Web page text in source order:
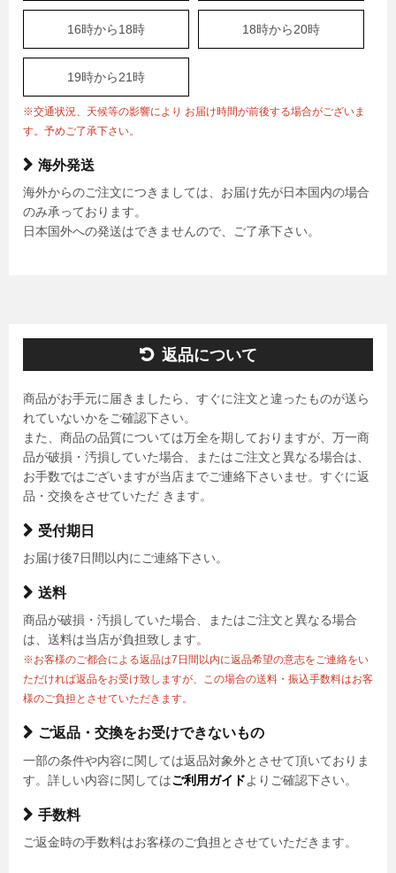
16時から18時 18時から20時
19時から21時
※交通状況、天候等の影響により お届け時間が前後する場合がございま
す。予めご了承下さい。
海外発送
海外からのご注文につきましては、お届け先が日本国内の場合
のみ承っております。
日本国外への発送はできませんので、ご了承下さい。
返品について
商品がお手元に届きましたら、すぐに注文と違ったものが送ら
れていないかをご確認下さい。
また、商品の品質については万全を期しておりますが、万一商
品が破損・汚損していた場合、またはご注文と異なる場合は、
お手数ではございますが当店までご連絡下さいませ。すぐに返
品・交換をさせていただ きます。
受付期日
お届け後7日間以内にご連絡下さい。
送料
商品が破損・汚損していた場合、またはご注文と異なる場合
は、送料は当店が負担致します。
※お客様のご都合による返品は7日間以内に返品希望の意志をご連絡をい
ただければ返品をお受け致しますが、この場合の送料・振込手数料はお客
様のご負担とさせていただきます。
ご返品・交換をお受けできないもの
一部の条件や内容に関しては返品対象外とさせて頂いておりま
す。詳しい内容に関してはご利用ガイドよりご確認下さい。
手数料
ご返金時の手数料はお客様のご負担とさせていただきます。